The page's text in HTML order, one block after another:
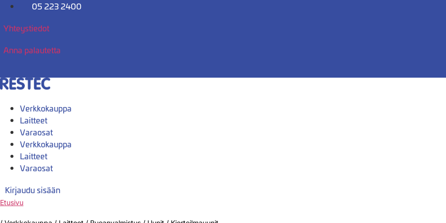
Mene
05 223 2400
Yhteystiedot
Anna palautetta
Verkkokauppa
Laitteet
Varaosat
Verkkokauppa
Laitteet
Varaosat
Kirjaudu sisään
Etusivu